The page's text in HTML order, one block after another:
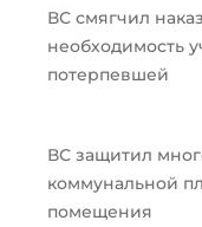
ВС смягчил
необходимость
потерпевшей
ВС защитил
коммунальной
помещения